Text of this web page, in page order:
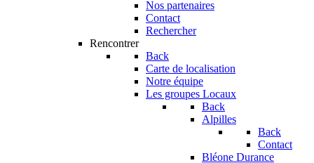
Nos partenaires
Contact
Rechercher
Rencontrer
Back
Carte de localisation
Notre équipe
Les groupes Locaux
Back
Alpilles
Back
Contact
Bléone Durance